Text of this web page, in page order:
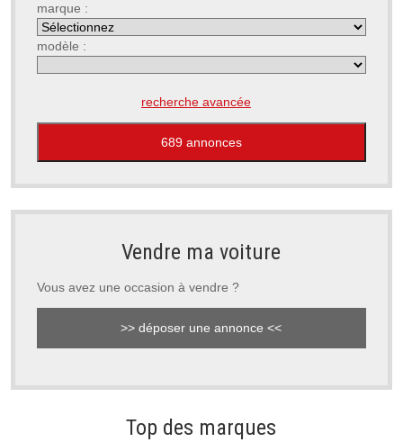
marque :
modèle :
recherche avancée
Vendre ma voiture
Vous avez une occasion à vendre ?
>> déposer une annonce <<
Top des marques